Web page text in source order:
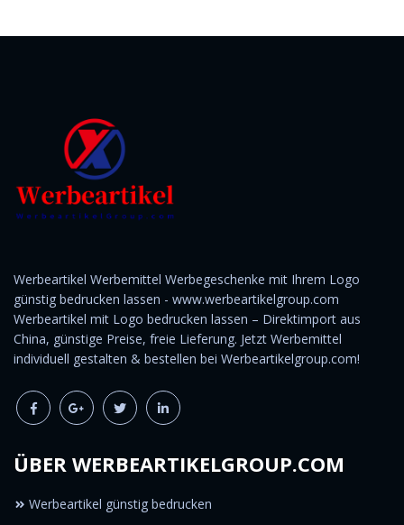
Werbeartikel Werbemittel Werbegeschenke mit Ihrem Logo
günstig bedrucken lassen - www.werbeartikelgroup.com
Werbeartikel mit Logo bedrucken lassen – Direktimport aus
China, günstige Preise, freie Lieferung. Jetzt Werbemittel
individuell gestalten & bestellen bei Werbeartikelgroup.com!
ÜBER WERBEARTIKELGROUP.COM
Werbeartikel günstig bedrucken